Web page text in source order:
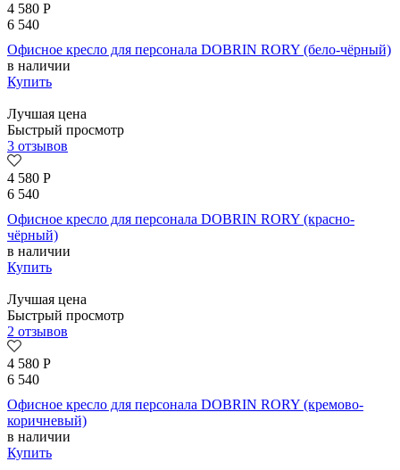
4 580 Р
6 540
Офисное кресло для персонала DOBRIN RORY (бело-чёрный)
в наличии
Купить
Лучшая цена
Быстрый просмотр
3 отзывов
4 580 Р
6 540
Офисное кресло для персонала DOBRIN RORY (красно-
чёрный)
в наличии
Купить
Лучшая цена
Быстрый просмотр
2 отзывов
4 580 Р
6 540
Офисное кресло для персонала DOBRIN RORY (кремово-
коричневый)
в наличии
Купить